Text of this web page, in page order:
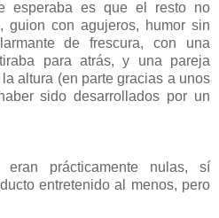
esperaba es que el resto no
guion con agujeros, humor sin
de frescura, con una
para atrás, y una pareja
altura (en parte gracias a unos
sido desarrollados por un
eran prácticamente nulas, sí
entretenido al menos, pero